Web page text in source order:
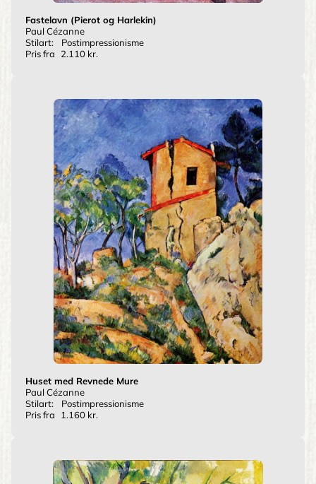
Fastelavn (Pierot og Harlekin)
Paul Cézanne
Stilart:
Postimpressionisme
Pris fra
2.110 kr.
Huset med Revnede Mure
Paul Cézanne
Stilart:
Postimpressionisme
Pris fra
1.160 kr.